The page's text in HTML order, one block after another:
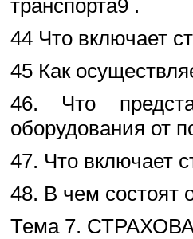
транспорта9 .
44 Что включает
45 Как
46. Что
оборудования от
47. Что включает
48. В чем состоят
Тема 7.